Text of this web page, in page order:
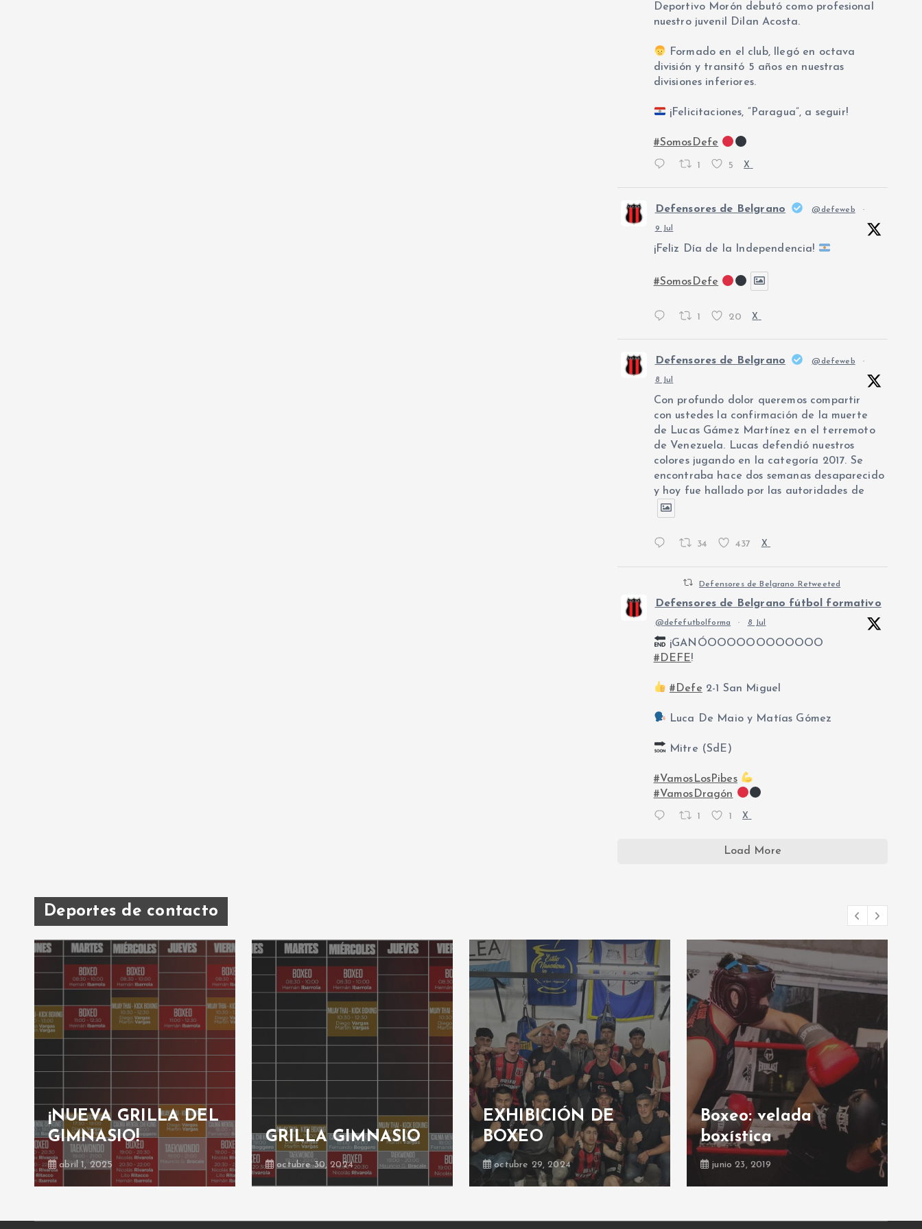
Deportivo Morón debutó como profesional
nuestro juvenil Dilan Acosta.
Formado en el club, llegó en octava
división y transitó 5 años en nuestras
divisiones inferiores.
¡Felicitaciones, “Paragua”, a seguir!
#SomosDefe
1 5 X
Defensores de Belgrano @defeweb ·
9 Jul
¡Feliz Día de la Independencia!
#SomosDefe
1 20 X
Defensores de Belgrano @defeweb ·
8 Jul
Con profundo dolor queremos compartir
con ustedes la confirmación de la muerte
de Lucas Gámez Martínez en el terremoto
de Venezuela. Lucas defendió nuestros
colores jugando en la categoría 2017. Se
encontraba hace dos semanas desaparecido
y hoy fue hallado por las autoridades de
34 437 X
Defensores de Belgrano Retweeted
Defensores de Belgrano fútbol formativo
@defefutbolforma · 8 Jul
¡GANÓOOOOOOOOOOOO
#DEFE!
#Defe 2-1 San Miguel
Luca De Maio y Matías Gómez
Mitre (SdE)
#VamosLosPibes
#VamosDragón
1 1 X
Load More
Deportes de contacto
¡NUEVA GRILLA DEL
GIMNASIO!
abril 1, 2025
GRILLA GIMNASIO
octubre 30, 2024
EXHIBICIÓN DE
BOXEO
octubre 29, 2024
Boxeo: velada
boxística
junio 23, 2019